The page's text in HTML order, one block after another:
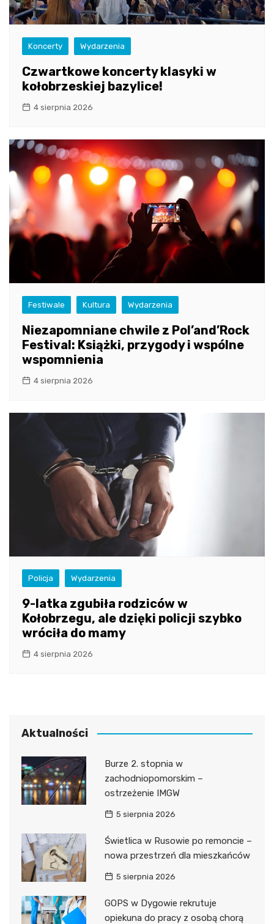
Koncerty Wydarzenia
Czwartkowe koncerty klasyki w
kołobrzeskiej bazylice!
4 sierpnia 2026
Festiwale Kultura Wydarzenia
Niezapomniane chwile z Pol’and’Rock
Festival: Książki, przygody i wspólne
wspomnienia
4 sierpnia 2026
Policja Wydarzenia
9-latka zgubiła rodziców w
Kołobrzegu, ale dzięki policji szybko
wróciła do mamy
4 sierpnia 2026
Aktualności
Burze 2. stopnia w
zachodniopomorskim –
ostrzeżenie IMGW
5 sierpnia 2026
Świetlica w Rusowie po remoncie –
nowa przestrzeń dla mieszkańców
5 sierpnia 2026
GOPS w Dygowie rekrutuje
opiekuna do pracy z osobą chorą